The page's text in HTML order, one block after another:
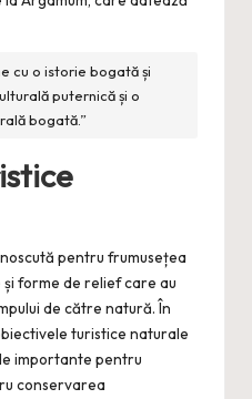
cu o istorie bogată și
puternică și o
bogată.”
pentru frumusețea
și forme de relief care au
de către natură. În
turistice naturale
importante pentru
conservarea